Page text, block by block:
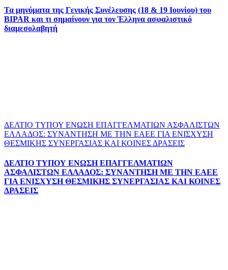
Τα μηνύματα της Γενικής Συνέλευσης (18 & 19 Ιουνίου) του
BIPAR και τι σημαίνουν για τον Έλληνα ασφαλιστικό
διαμεσολαβητή
ΔΕΛΤΙΟ ΤΥΠΟΥ ΕΝΩΣΗ ΕΠΑΓΓΕΛΜΑΤΙΩΝ ΑΣΦΑΛΙΣΤΩΝ
ΕΛΛΑΔΟΣ: ΣΥΝΑΝΤΗΣΗ ΜΕ ΤΗΝ ΕΑΕΕ ΓΙΑ ΕΝΙΣΧΥΣΗ
ΘΕΣΜΙΚΗΣ ΣΥΝΕΡΓΑΣΙΑΣ ΚΑΙ ΚΟΙΝΕΣ ΔΡΑΣΕΙΣ
ΔΕΛΤΙΟ ΤΥΠΟΥ ΕΝΩΣΗ ΕΠΑΓΓΕΛΜΑΤΙΩΝ
ΑΣΦΑΛΙΣΤΩΝ ΕΛΛΑΔΟΣ: ΣΥΝΑΝΤΗΣΗ ΜΕ ΤΗΝ ΕΑΕΕ
ΓΙΑ ΕΝΙΣΧΥΣΗ ΘΕΣΜΙΚΗΣ ΣΥΝΕΡΓΑΣΙΑΣ ΚΑΙ ΚΟΙΝΕΣ
ΔΡΑΣΕΙΣ